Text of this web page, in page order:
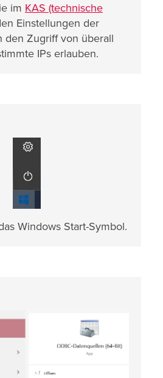
im KAS (technische
Einstellungen der
den Zugriff von überall
IPs erlauben.
Windows Start-Symbol.